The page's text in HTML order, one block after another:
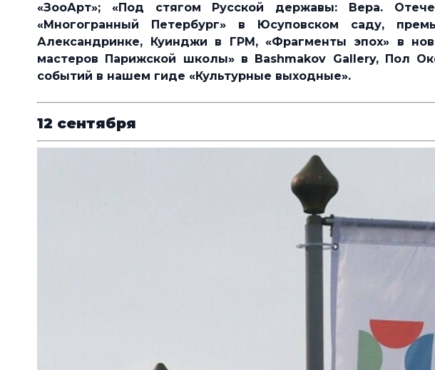
«ЗооАрт»; «Под стягом Русской державы: Вера.
«Многогранный Петербург» в Юсуповском саду,
Александринке, Куинджи в ГРМ, «Фрагменты эпох» в
мастеров Парижской школы» в Bashmakov Gallery, Пол
событий в нашем гиде «Культурные выходные».
12 сентября